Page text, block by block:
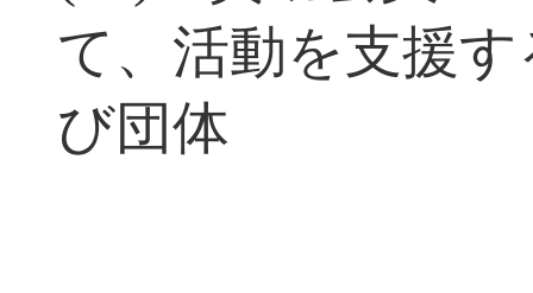
て、活動を支援
び団体